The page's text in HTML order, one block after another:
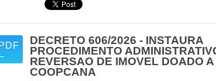
DECRETO 606/2026 - INSTAURA
PROCEDIMENTO
REVERSAO DE IMOVEL DOADO A
COOPCANA